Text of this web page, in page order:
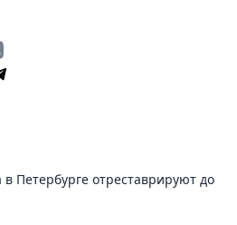
Петербурге отреставрируют до